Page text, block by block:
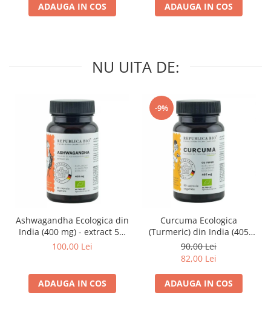
ADAUGA IN COS ADAUGA IN COS
NU UITA DE:
Ashwagandha Ecologica din
India (400 mg) - extract 5%
Republica BIO, 60 capsule
100,00 Lei
ADAUGA IN COS
-9%
Curcuma Ecologica
(Turmeric) din India (405
mg) Republica BIO, 60
capsule
90,00 Lei
82,00 Lei
ADAUGA IN COS